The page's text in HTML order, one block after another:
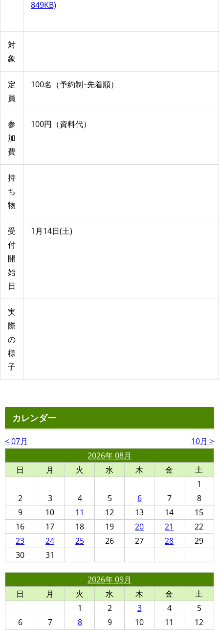
849KB)
対
象
定
員
100名（予約制･先着順）
参
加
費
100円（資料代）
持
ち
物
受
付
開
始
日
1月14日(土)
実
際
の
様
子
カレンダー
< 07月
10月 >
2026年 08月
日
月 火 水 木 金
土
1
2
3 4 5 6 7
8
9
10 11 12 13 14
15
16
17 18 19 20 21
22
23
24 25 26 27 28
29
30
31
2026年 09月
日
月 火 水 木 金
土
1
2 3 4
5
6
7 8 9 10 11
12